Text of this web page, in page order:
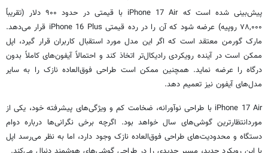
پیش‌بینی شده است که iPhone 17 Air با قیمتی در حدود ۹۰۰ دلار (تقریباً
۷۸,۰۰۰ روپیه) عرضه شود که آن را در رده قیمتی iPhone 16 Plus قرار می‌دهد.
مارک گورمن معتقد است که اگر این مدل مورد استقبال کاربران قرار گیرد، اپل
ممکن است در آینده رویکردی رادیکال‌تر اتخاذ کند و احتمالاً آیفون‌های کاملاً بدون
درگاه را عرضه نماید. همچنین ممکن است طراحی فوق‌العاده نازک را به سایر
مدل‌های آیفون نیز تعمیم دهد.
iPhone 17 Air با طراحی نوآورانه، ضخامت کم و ویژگی‌های پیشرفته خود، یکی از
موردانتظارترین گوشی‌های سال خواهد بود. اگرچه برخی نگرانی‌ها درباره دوام
دستگاه و محدودیت‌های طراحی فوق‌العاده نازک وجود دارد، اما به نظر می‌رسد اپل